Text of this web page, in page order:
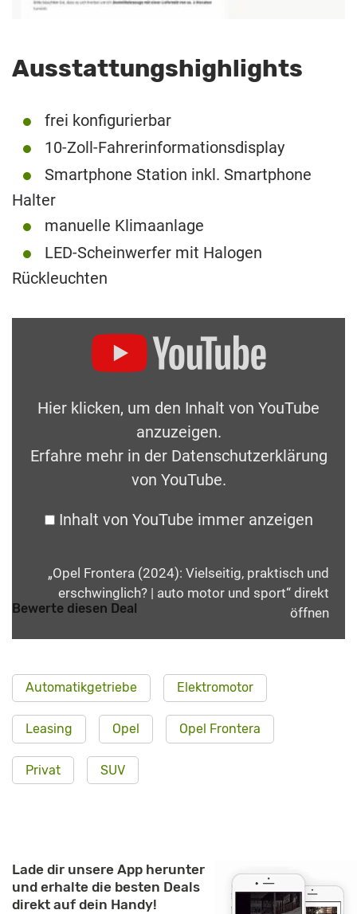
Ausstattungshighlights
frei konfigurierbar
10-Zoll-Fahrerinformationsdisplay
Smartphone Station inkl. Smartphone
Halter
manuelle Klimaanlage
LED-Scheinwerfer mit Halogen
Rückleuchten
Hier klicken, um den Inhalt von YouTube
anzuzeigen.
Erfahre mehr in der Datenschutzerklärung
von YouTube.
Inhalt von YouTube immer anzeigen
„Opel Frontera (2024): Vielseitig, praktisch und
erschwinglich? | auto motor und sport“ direkt
öffnen
Bewerte diesen Deal
Automatikgetriebe Elektromotor
Leasing Opel Opel Frontera
Privat SUV
Lade dir unsere App herunter
und erhalte die besten Deals
direkt auf dein Handy!